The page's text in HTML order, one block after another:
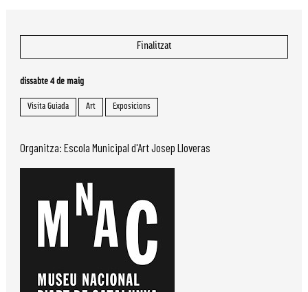
Finalitzat
dissabte 4 de maig
Visita Guiada Art Exposicions
Organitza: Escola Municipal d'Art Josep Lloveras